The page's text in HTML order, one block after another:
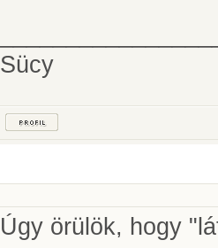
Sücy
Úgy örülök, hogy